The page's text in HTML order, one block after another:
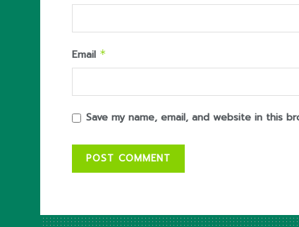
Email *
Save my name, email, and website in this